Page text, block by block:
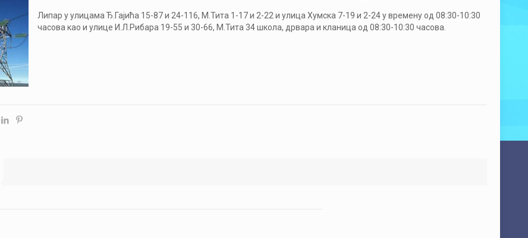
Липар у улицама Ђ.Гајића 15-87 и 24-116, М.Тита 1-17 и 2-22 и улица Хумска 7-19 и 2-24 у времену од 08:30-10:30
часова као и улице И.Л.Рибара 19-55 и 30-66, М.Тита 34 школа, дрвара и кланица од 08:30-10:30 часова.